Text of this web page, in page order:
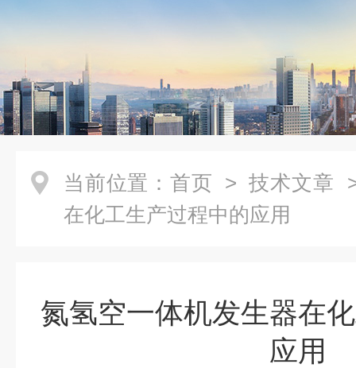
当前位置： 首页 > 技术文章
在化工生产过程中的应用
氮氢空一体机发生器在
应用